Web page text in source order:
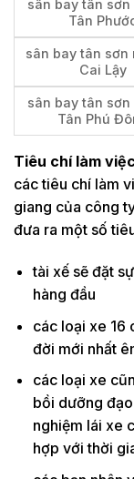
sân bay tân sơn
Tân
sân bay tân sơn
Cai Lậy
sân bay tân sơn
Tân Phú
Tiêu chí làm
các tiêu chí làm
giang của công
đưa ra một số
tài xế sẽ đặt
hàng đầu
các loại xe 16
đời mới nhất
các loại xe
bồi dưỡng
nghiệm lái xe
hợp với thời